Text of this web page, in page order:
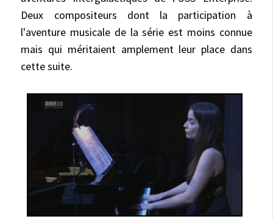
Deux compositeurs dont la participation à
l'aventure musicale de la série est moins connue
mais qui méritaient amplement leur place dans
cette suite.